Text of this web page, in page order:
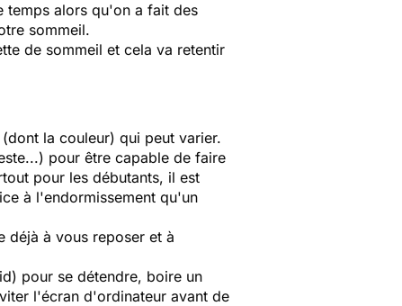
temps alors qu'on a fait des
sommeil.
de sommeil et cela va retentir
la couleur) qui peut varier.
pour être capable de faire
pour les débutants, il est
à l'endormissement qu'un
déjà à vous reposer et à
pour se détendre, boire un
l'écran d'ordinateur avant de